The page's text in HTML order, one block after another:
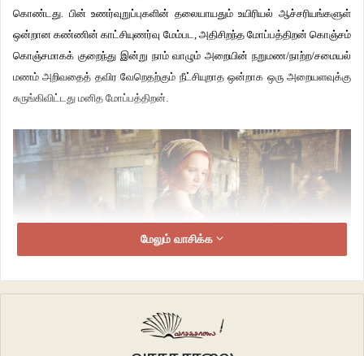
கொண்டது. பின் உணர்வுறுப்புகளின் தலையாயதும் உயிரியல் ஆச்சரியங்களுள்
ஒன்றான கண்ணின் காட்சியுணர்வு மேம்பட, அதிசிறந்த மோப்பத்திறன் கொஞ்சம்
கொஞ்சமாகக் குறைந்து இன்று நாம் வாழும் அறையின் நறுமண/நாற்ற/சமையல்
மணம் அறிவதைத் தவிர வேறெதற்கும் நீட்சியுறாத ஒன்றாக ஒரு அறையளவுக்கு
சுருங்கிவிட்டது மனித மோப்பத்திறன்.
மேலும் வாசிக்க